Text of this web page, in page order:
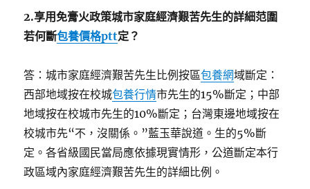
2.享用免膏火政策城市家庭經濟艱苦先生的詳細范圍
若何斷包養價格ptt定？
答：城市家庭經濟艱苦先生比例按區包養網域斷定：
西部地域按在校城包養行情市先生的15%斷定；中部
地域按在校城市先生的10%斷定；台灣東邊地域按在
校城市先“不，沒關係。”藍玉華說道。生的5%斷
定。各省級國民當局應依據現實情形，公道斷定本行
政區域內家庭經濟艱苦先生的詳細比例。